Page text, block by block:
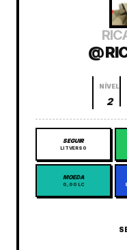
@
NÍVEL
2
SEGUIR
LITVERSO
MOEDA
0,00 LC